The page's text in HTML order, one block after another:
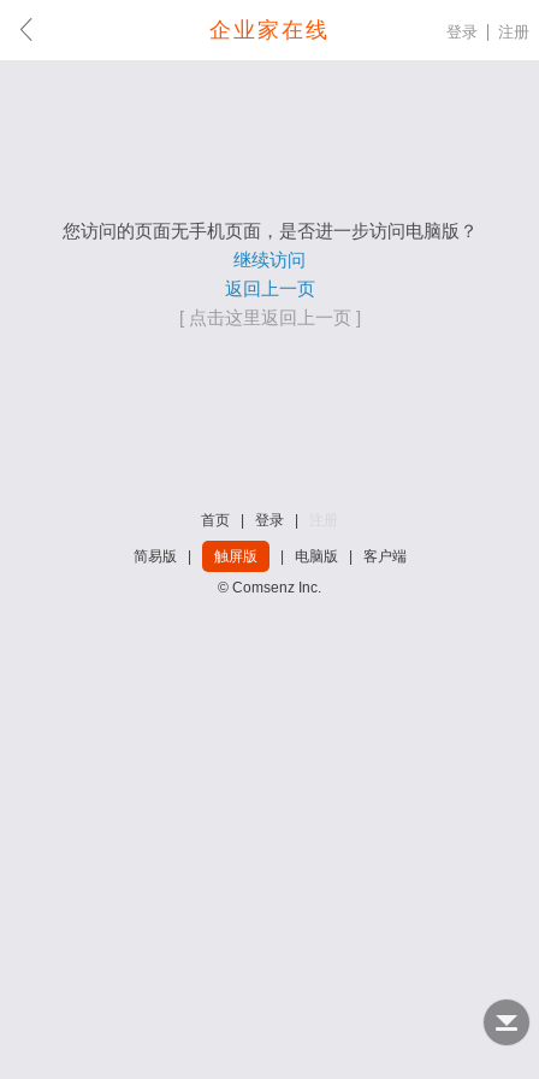
企业家在线 登录 注册
您访问的页面无手机页面，是否进一步访问电脑版？
继续访问
返回上一页
[ 点击这里返回上一页 ]
首页 登录
简易版 触屏版 电脑版
客户端
© Comsenz Inc.